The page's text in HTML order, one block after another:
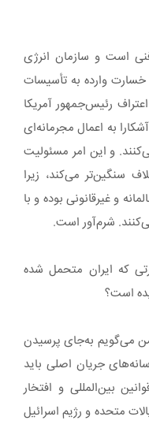
است و سازمان انرژی
خسارت وارده به تأسیسات
رئیس‌جمهور آمریکا
به اعمال مجرمانه‌ای
و این امر مسئولیت
سنگین‌تر می‌کند، زیرا
و غیرقانونی بوده و با
شرم‌آور است.
که ایران متحمل شده
است؟
می‌گویم به‌جای پرسیدن
جریان اصلی باید
بین‌المللی و افتخار
متحده و رژیم اسرائیل